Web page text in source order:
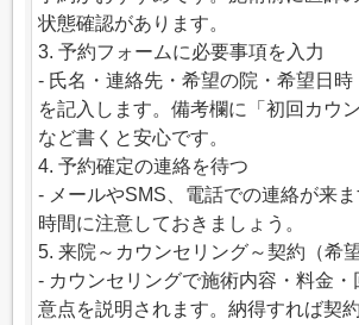
状態確認があります。
3. 予約フォームに必要事項を入力
- 氏名・連絡先・希望の院・希望日
を記入します。備考欄に「初回カウ
など書くと安心です。
4. 予約確定の連絡を待つ
- メールやSMS、電話での連絡が来
時間に注意しておきましょう。
5. 来院～カウンセリング～契約（希
- カウンセリングで施術内容・料金・
意点を説明されます。納得すれば契